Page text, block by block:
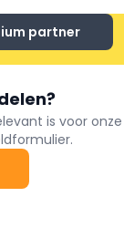
partner
is voor